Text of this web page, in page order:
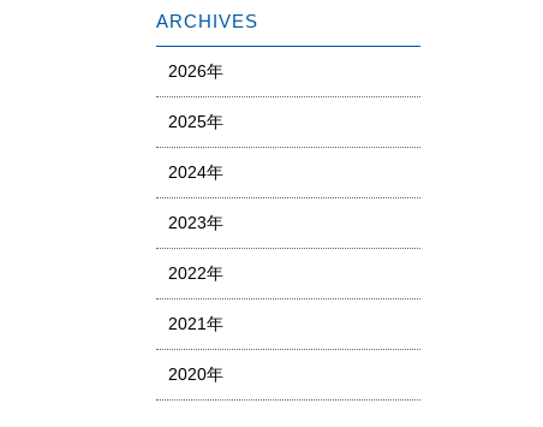
ARCHIVES
2026年
2025年
2024年
2023年
2022年
2021年
2020年